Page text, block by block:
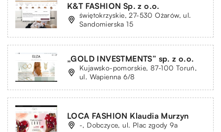
K&T FASHION Sp. z o.o.
świętokrzyskie, 27-530 Ożarów, ul.
Sandomierska 15
„GOLD INVESTMENTS” sp. z o.o.
Kujawsko-pomorskie, 87-100 Toruń,
ul. Wapienna 6/8
LOCA FASHION Klaudia Murzyn
-, Dobczyce, ul. Plac zgody 9a